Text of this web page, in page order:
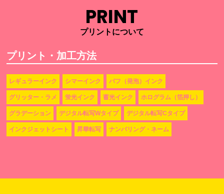
PRINT
プリントについて
プリント・加工方法
レギュラーインク シマーインク パフ（発泡）インク
グリッター・ラメ 蛍光インク 蓄光インク ホログラム（箔押し）
グラデーション デジタル転写Wタイプ デジタル転写Cタイプ
インクジェットシート 昇華転写 ナンバリング・ネーム